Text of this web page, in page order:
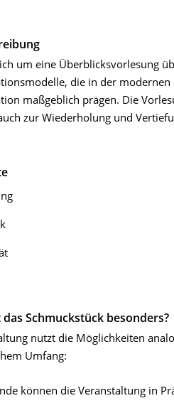
um eine Überblicksvorlesung
die in der
maßgeblich prägen. Die
zur Wiederholung und
das Schmuckstück besonders?
nutzt die Möglichkeiten
Umfang:
können die Veranstaltung in